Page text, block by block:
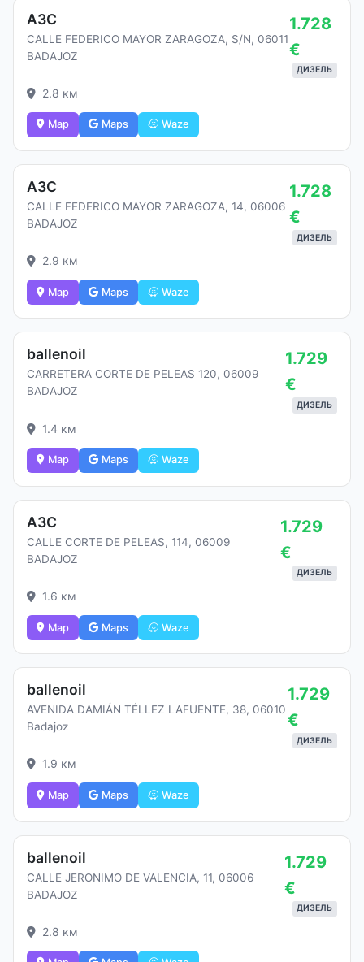
АЗС
CALLE FEDERICO MAYOR ZARAGOZA, S/N, 06011
BADAJOZ
1.728
€
ДИЗЕЛЬ
2.8 км
Map Maps Waze
АЗС
CALLE FEDERICO MAYOR ZARAGOZA, 14, 06006
BADAJOZ
1.728
€
ДИЗЕЛЬ
2.9 км
Map Maps Waze
ballenoil
CARRETERA CORTE DE PELEAS 120, 06009
BADAJOZ
1.729
€
ДИЗЕЛЬ
1.4 км
Map Maps Waze
АЗС
CALLE CORTE DE PELEAS, 114, 06009
BADAJOZ
1.729
€
ДИЗЕЛЬ
1.6 км
Map Maps Waze
ballenoil
AVENIDA DAMIÁN TÉLLEZ LAFUENTE, 38, 06010
Badajoz
1.729
€
ДИЗЕЛЬ
1.9 км
Map Maps Waze
ballenoil
CALLE JERONIMO DE VALENCIA, 11, 06006
BADAJOZ
1.729
€
ДИЗЕЛЬ
2.8 км